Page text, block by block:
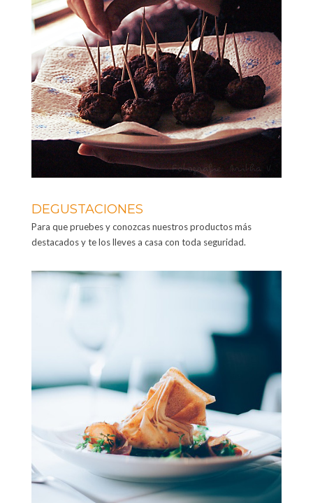
DEGUSTACIONES
Para que pruebes y conozcas nuestros productos más
destacados y te los lleves a casa con toda seguridad.